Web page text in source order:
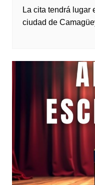
La cita tendrá lugar
ciudad de